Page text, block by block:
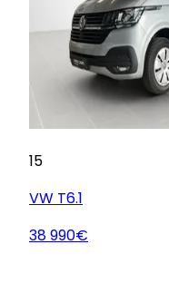
15
VW T6.1
38 990€